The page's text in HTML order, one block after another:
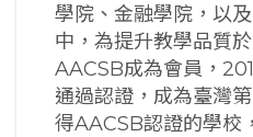
學院、金融學院，以
中，為提升教學品質
AACSB成為會員，
通過認證，成為臺灣
得AACSB認證的學校